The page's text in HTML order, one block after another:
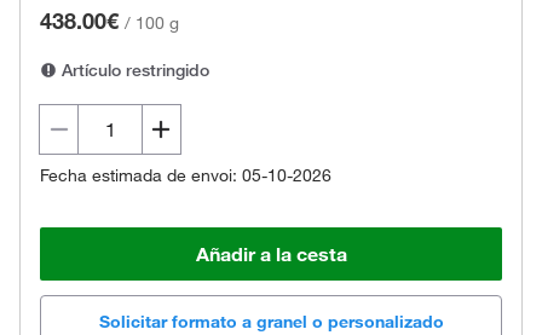
438.00€ / 100 g
Artículo restringido
Fecha estimada de envoi: 05-10-2026
Añadir a la cesta
Solicitar formato a granel o personalizado